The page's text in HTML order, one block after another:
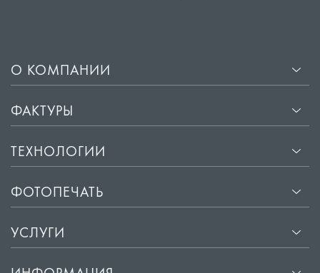
О КОМПАНИИ
ФАКТУРЫ
ТЕХНОЛОГИИ
ФОТОПЕЧАТЬ
УСЛУГИ